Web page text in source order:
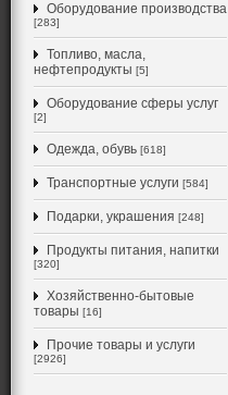
Оборудование производства
[283]
Топливо, масла,
нефтепродукты [5]
Оборудование сферы услуг
[2]
Одежда, обувь [618]
Транспортные услуги [584]
Подарки, украшения [248]
Продукты питания, напитки
[320]
Хозяйственно-бытовые
товары [16]
Прочие товары и услуги
[2926]